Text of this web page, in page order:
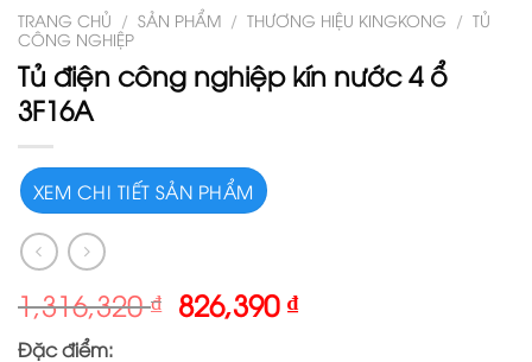
TRANG CHỦ / SẢN PHẨM / THƯƠNG HIỆU KINGKONG / TỦ
CÔNG NGHIỆP
Tủ điện công nghiệp kín nước 4 ổ
3F16A
XEM CHI TIẾT SẢN PHẨM
1,316,320₫ 826,390₫
Đặc điểm: